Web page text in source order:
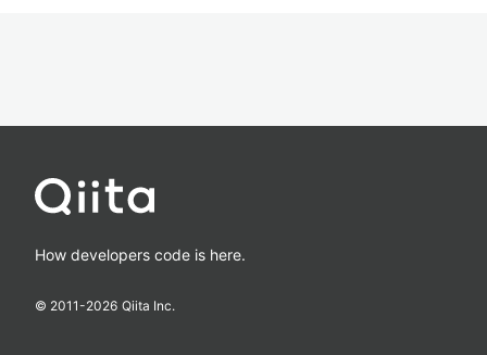
How developers code is here.
© 2011-2026 Qiita Inc.